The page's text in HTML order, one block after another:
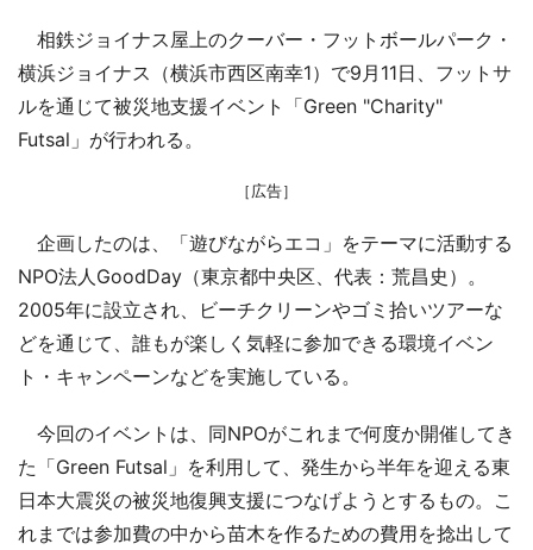
相鉄ジョイナス屋上のクーバー・フットボールパーク・
横浜ジョイナス（横浜市西区南幸1）で9月11日、フットサ
ルを通じて被災地支援イベント「Green "Charity"
Futsal」が行われる。
［広告］
企画したのは、「遊びながらエコ」をテーマに活動する
NPO法人GoodDay（東京都中央区、代表：荒昌史）。
2005年に設立され、ビーチクリーンやゴミ拾いツアーな
どを通じて、誰もが楽しく気軽に参加できる環境イベン
ト・キャンペーンなどを実施している。
今回のイベントは、同NPOがこれまで何度か開催してき
た「Green Futsal」を利用して、発生から半年を迎える東
日本大震災の被災地復興支援につなげようとするもの。こ
れまでは参加費の中から苗木を作るための費用を捻出して